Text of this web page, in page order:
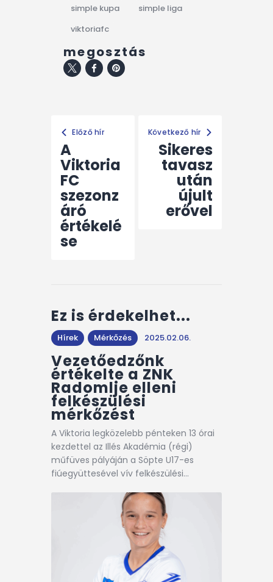
simple kupa
simple liga
viktoriafc
megosztás
Előző hír
A
Viktoria
FC
szezonz
áró
értékelé
se
Következő hír
Sikeres
tavasz
után
újult
erővel
Ez is érdekelhet...
Hírek Mérkőzés 2025.02.06.
Vezetőedzőnk
értékelte a ZNK
Radomlje elleni
felkészülési
mérkőzést
A Viktoria legközelebb pénteken 13 órai
kezdettel az Illés Akadémia (régi)
műfüves pályáján a Söpte U17-es
fiúegyüttesével vív felkészülési…